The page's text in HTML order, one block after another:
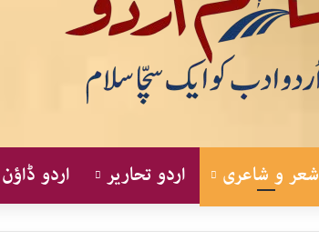
شعر و شاعری اردو تحاریر اردو